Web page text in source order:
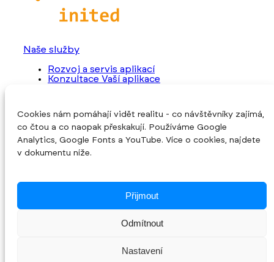
Cookies nám pomáhají vidět realitu - co návštěvníky zajímá,
co čtou a co naopak přeskakují. Používáme Google
Analytics, Google Fonts a YouTube. Více o cookies, najdete
v dokumentu níže.
Přijmout
Odmítnout
Nastavení
Naše služby
Rozvoj a servis aplikací
Konzultace Vaší aplikace
O společnosti
Úvod
Reference
© 2026 INITED Solutions s.r.o. •